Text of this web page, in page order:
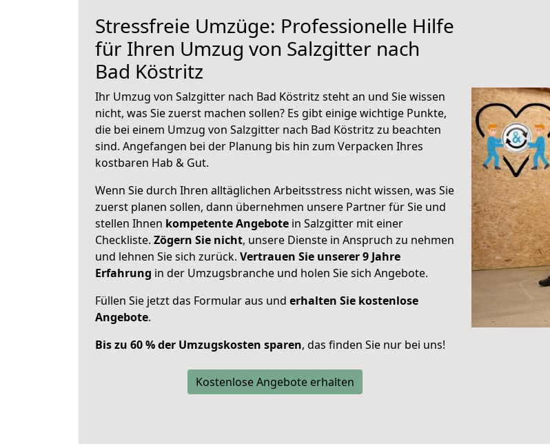
Stressfreie Umzüge: Professionelle Hilfe
für Ihren Umzug von Salzgitter nach
Bad Köstritz
Ihr Umzug von Salzgitter nach Bad Köstritz steht an und Sie wissen
nicht, was Sie zuerst machen sollen? Es gibt einige wichtige Punkte,
die bei einem Umzug von Salzgitter nach Bad Köstritz zu beachten
sind. Angefangen bei der Planung bis hin zum Verpacken Ihres
kostbaren Hab & Gut.
Wenn Sie durch Ihren alltäglichen Arbeitsstress nicht wissen, was Sie
zuerst planen sollen, dann übernehmen unsere Partner für Sie und
stellen Ihnen kompetente Angebote in Salzgitter mit einer
Checkliste. Zögern Sie nicht, unsere Dienste in Anspruch zu nehmen
und lehnen Sie sich zurück. Vertrauen Sie unserer 9 Jahre
Erfahrung in der Umzugsbranche und holen Sie sich Angebote.
Füllen Sie jetzt das Formular aus und erhalten Sie kostenlose
Angebote.
Bis zu 60 % der Umzugskosten sparen, das finden Sie nur bei uns!
Kostenlose Angebote erhalten